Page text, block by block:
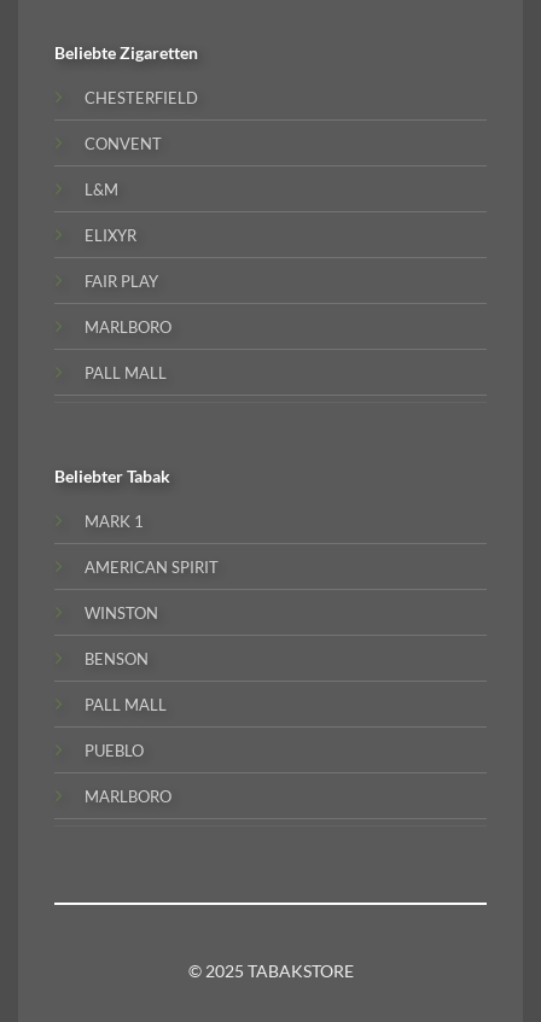
BeliebteZigaretten
CHESTERFIELD
CONVENT
L&M
ELIXYR
FAIR PLAY
MARLBORO
PALL MALL
BeliebterTabak
MARK 1
AMERICAN SPIRIT
WINSTON
BENSON
PALL MALL
PUEBLO
MARLBORO
© 2025 TABAKSTORE